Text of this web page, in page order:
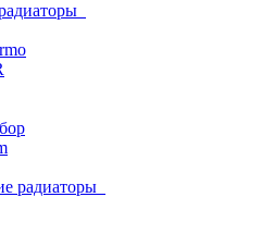
радиаторы